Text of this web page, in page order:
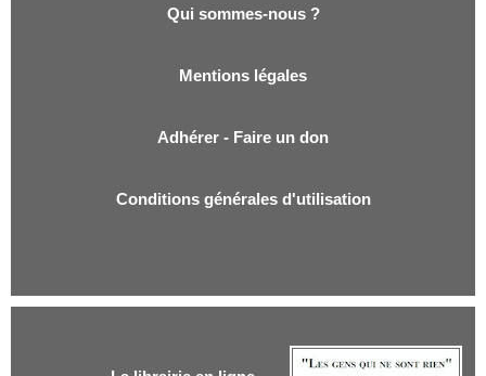
Qui sommes-nous ?
Mentions légales
Adhérer - Faire un don
Conditions générales d'utilisation